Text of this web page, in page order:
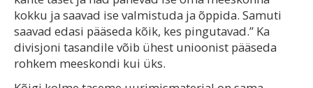
kokku ja saavad ise valmistuda ja õppida. Samuti
saavad edasi pääseda kõik, kes pingutavad.” Ka
divisjoni tasandile võib ühest unioonist pääseda
rohkem meeskondi kui üks.